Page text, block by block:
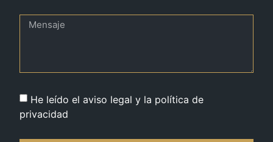
He leído el aviso legal y la política de
privacidad